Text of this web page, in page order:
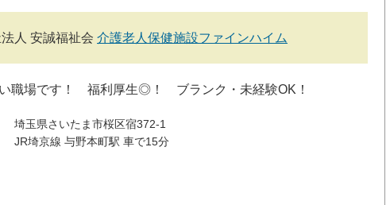
人 安誠福祉会 介護老人保健施設ファインハイム
職場です！ 福利厚生◎！ ブランク・未経験OK！
埼玉県さいたま市桜区宿372-1
JR埼京線 与野本町駅 車で15分